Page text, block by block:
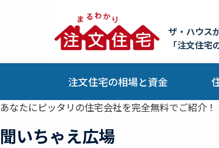
ザ・ハウス
「注文住宅
注文住宅の相場と資金
あなたにピッタリの住宅会社を完全無料でご紹介！
聞いちゃえ広場